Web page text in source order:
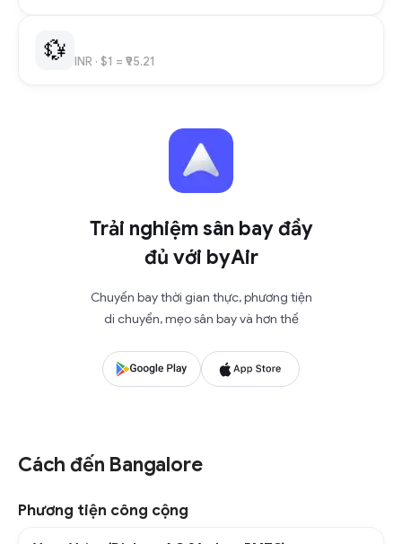
💱 INR · $1 = ₹95.21
Trải nghiệm sân bay đầy
đủ với byAir
Chuyến bay thời gian thực, phương tiện
di chuyển, mẹo sân bay và hơn thế
Cách đến Bangalore
Phương tiện công cộng